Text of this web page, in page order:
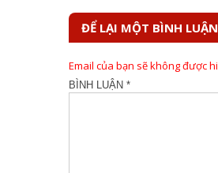
ĐỂ LẠI MỘT BÌNH LUẬN
Email của bạn sẽ không được
BÌNH LUẬN *